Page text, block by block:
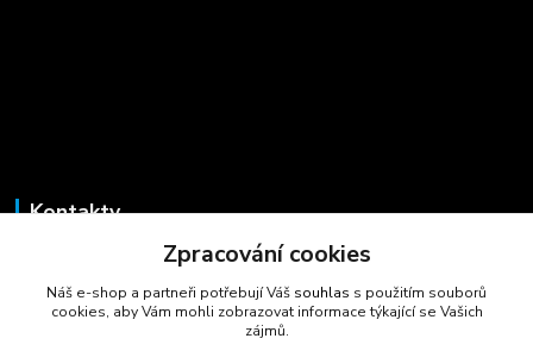
Kontakty
+420 723 725 881
(Po-Pá, 8-16 hod.)
Zpracování cookies
Náš e-shop a partneři potřebují Váš souhlas s použitím souborů
cookies, aby Vám mohli zobrazovat informace týkající se Vašich
zájmů.